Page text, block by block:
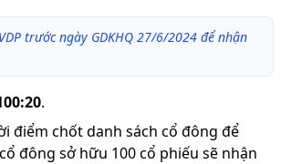
trước ngày GDKHQ 27/6/2024 để nhận
.
điểm chốt danh sách cổ đông để
đông sở hữu 100 cổ phiếu sẽ nhận